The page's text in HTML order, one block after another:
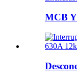
MCB